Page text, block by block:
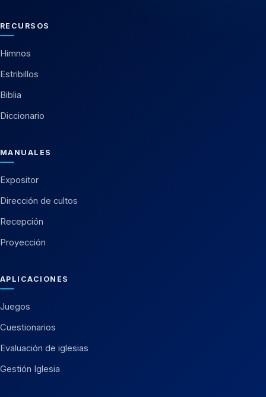
RECURSOS
Himnos
Estribillos
Biblia
Diccionario
MANUALES
Expositor
Dirección de cultos
Recepción
Proyección
APLICACIONES
Juegos
Cuestionarios
Evaluación de iglesias
Gestión Iglesia